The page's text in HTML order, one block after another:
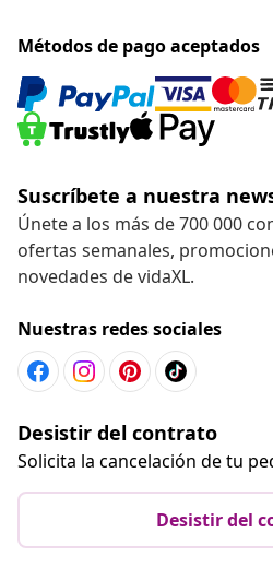
Métodos de pago aceptados
Suscríbete a nuestra
Únete a los más de 700 000
ofertas semanales,
novedades de vidaXL.
Nuestras redes sociales
Desistir del contrato
Solicita la cancelación de tu
Desistir del